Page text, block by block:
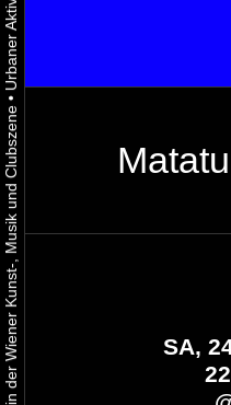
•
SA,